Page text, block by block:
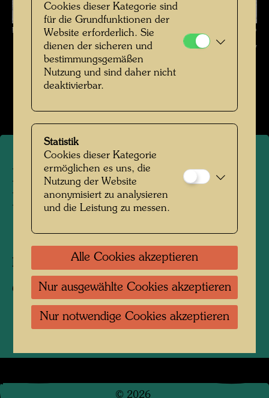
Hundertwassers Schiff REGENTAG , Fotograf: Unbekannt Unknown ©
Hundertwasser Archiv
Das Schiff Regentag 1968-1999
Hundertwassers Schiff
REGENTAG
1974
Fotograf: Unbekannt Unknown
Copyright:Hundertwasser Archiv
© 2026
Cookies dieser Kategorie sind
für die Grundfunktionen der
Website erforderlich. Sie
dienen der sicheren und
bestimmungsgemäßen
Nutzung und sind daher nicht
deaktivierbar.
Statistik
Cookies dieser Kategorie
ermöglichen es uns, die
Nutzung der Website
anonymisiert zu analysieren
und die Leistung zu messen.
Alle Cookies akzeptieren
Nur ausgewählte Cookies akzeptieren
Nur notwendige Cookies akzeptieren